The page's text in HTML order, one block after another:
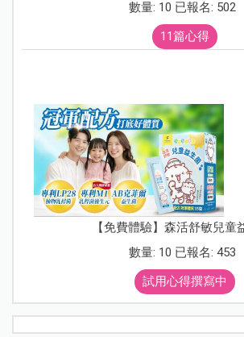
數量: 10 已報名: 502
11篇心得
【免費體驗】森活舒敏兒童
數量: 10 已報名: 453
試用心得撰寫中